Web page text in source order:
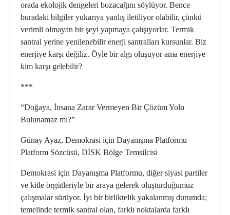
orada ekolojik dengeleri bozacağını söylüyor. Bence
buradaki bilgiler yukarıya yanlış iletiliyor olabilir, çünkü
verimli olmayan bir şeyi yapmaya çalışıyorlar. Termik
santral yerine yenilenebilir enerji santralları kursunlar. Biz
enerjiye karşı değiliz. Öyle bir algı oluşuyor ama enerjiye
kim karşı gelebilir?
***
“Doğaya, İnsana Zarar Vermeyen Bir Çözüm Yolu
Bulunamaz mı?”
Günay Ayaz, Demokrasi için Dayanışma Platformu
Platform Sözcüsü, DİSK Bölge Temsilcisi
Demokrasi için Dayanışma Platformu, diğer siyasi partiler
ve kitle örgütleriyle bir araya gelerek oluşturduğumuz
çalışmalar sürüyor. İyi bir birliktelik yakalanmış durumda;
temelinde termik santral olan, farklı noktalarda farklı